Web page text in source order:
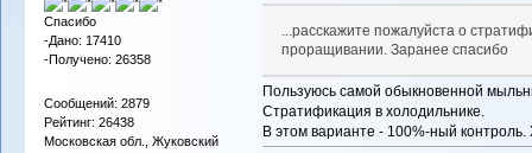
Спасибо
-Дано: 17410
-Получено: 26358
Сообщений: 2879
Рейтинг: 26438
Московская обл., Жуковский
...расскажите пожалуйста о
проращивании. Заранее спасибо
Пользуюсь самой обыкновенной
Стратификация в холодильнике.
В этом варианте - 100%-ный